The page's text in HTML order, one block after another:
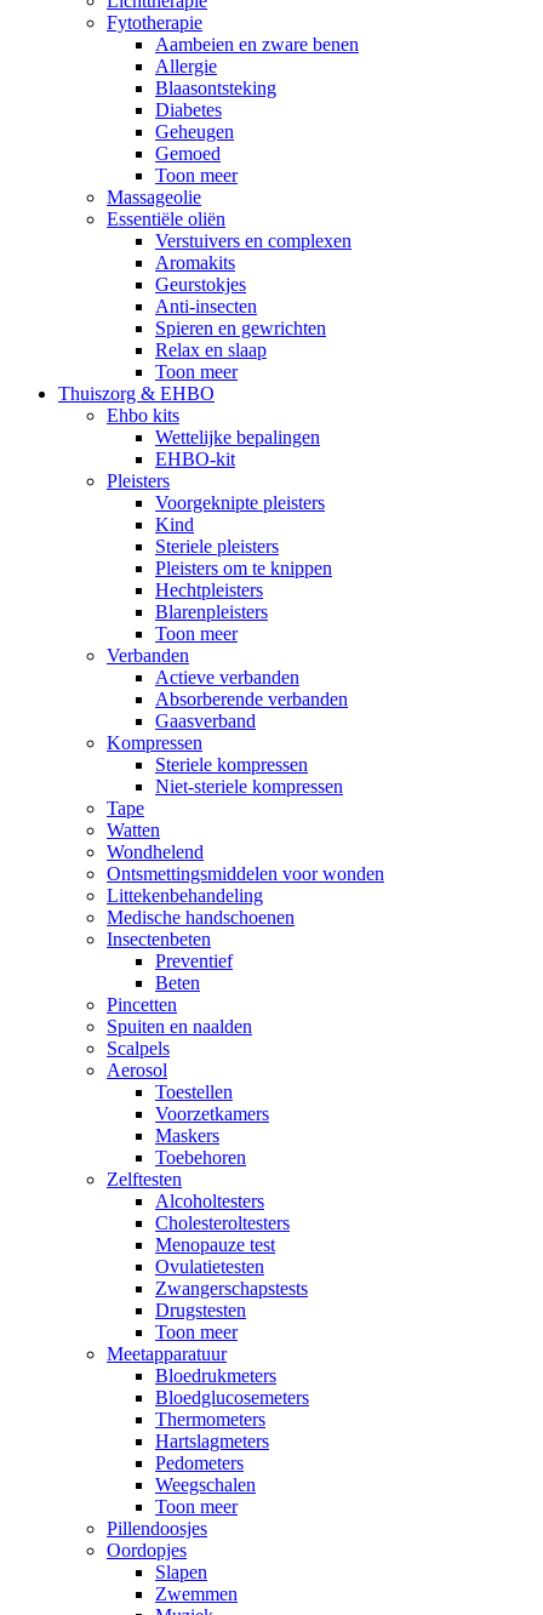
Fytotherapie
Aambeien en zware benen
Allergie
Blaasontsteking
Diabetes
Geheugen
Gemoed
Toon meer
Massageolie
Essentiële oliën
Verstuivers en complexen
Aromakits
Geurstokjes
Anti-insecten
Spieren en gewrichten
Relax en slaap
Toon meer
Thuiszorg & EHBO
Ehbo kits
Wettelijke bepalingen
EHBO-kit
Pleisters
Voorgeknipte pleisters
Kind
Steriele pleisters
Pleisters om te knippen
Hechtpleisters
Blarenpleisters
Toon meer
Verbanden
Actieve verbanden
Absorberende verbanden
Gaasverband
Kompressen
Steriele kompressen
Niet-steriele kompressen
Tape
Watten
Wondhelend
Ontsmettingsmiddelen voor wonden
Littekenbehandeling
Medische handschoenen
Insectenbeten
Preventief
Beten
Pincetten
Spuiten en naalden
Scalpels
Aerosol
Toestellen
Voorzetkamers
Maskers
Toebehoren
Zelftesten
Alcoholtesters
Cholesteroltesters
Menopauze test
Ovulatietesten
Zwangerschapstests
Drugstesten
Toon meer
Meetapparatuur
Bloedrukmeters
Bloedglucosemeters
Thermometers
Hartslagmeters
Pedometers
Weegschalen
Toon meer
Pillendoosjes
Oordopjes
Slapen
Zwemmen